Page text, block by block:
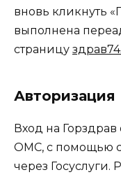
вновь кликнуть
выполнена
страницу
Авторизация
Вход на Горздрав
ОМС, с помощью
через Госуслуги.